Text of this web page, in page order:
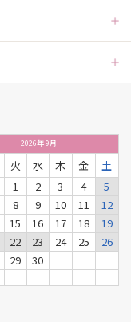
2026年9月
火 水 木 金
土
1
2 3 4
5
8 9 10 11
12
15 16 17 18
19
22 23 24 25
26
29 30